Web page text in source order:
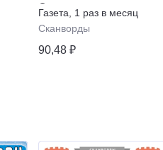
Спецвыпуск
Газета
1 раз в месяц
Сканворды
90,48 ₽